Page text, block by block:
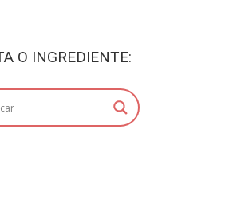
O INGREDIENTE: